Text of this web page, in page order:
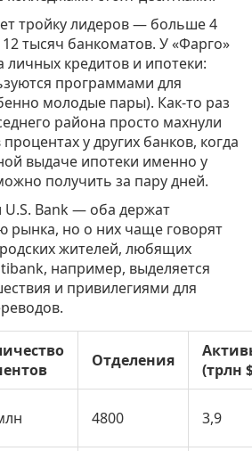
тройку лидеров — больше 4
тысяч банкоматов. У «Фарго»
личных кредитов и ипотеки:
программами для
молодые пары). Как-то раз
района просто махнули
у других банков, когда
выдаче ипотеки именно у
получить за пару дней.
Bank — оба держат
рынка, но о них чаще говорят
жителей, любящих
например, выделяется
и привилегиями для
Отделения
(трлн
4800 3,9